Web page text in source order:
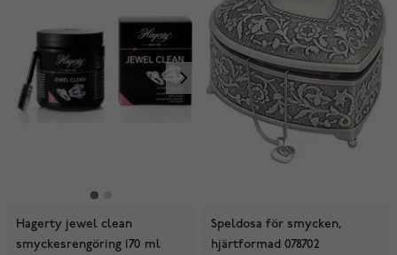
Hagerty jewel clean
smyckesrengöring 170 ml
Speldosa för smycken,
hjärtformad 078702